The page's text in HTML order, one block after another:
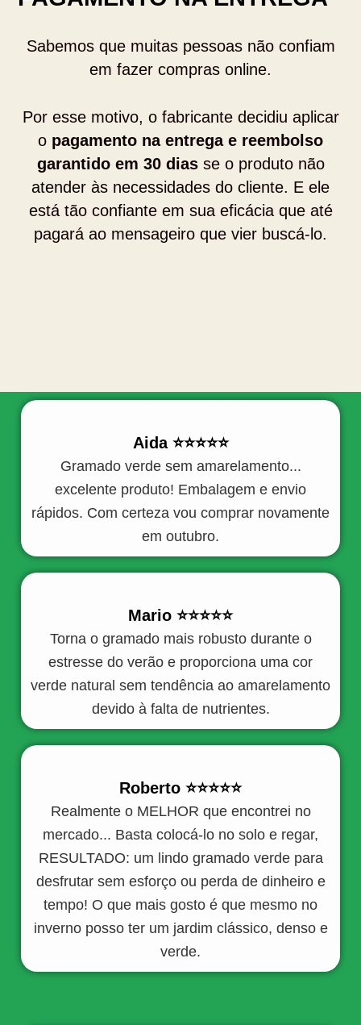
Sabemos que muitas pessoas não confiam
em fazer compras online.
Por esse motivo, o fabricante decidiu aplicar
o pagamento na entrega e reembolso
garantido em 30 diasse o produto não
atender às necessidades do cliente. E ele
está tão confiante em sua eficácia que até
pagará ao mensageiro que vier buscá-lo.
Aida ⭐️⭐️⭐️⭐️⭐️
Gramado verde sem amarelamento...
excelente produto! Embalagem e envio
rápidos. Com certeza vou comprar novamente
em outubro.
Mario ⭐️⭐️⭐️⭐️⭐️
Torna o gramado mais robusto durante o
estresse do verão e proporciona uma cor
verde natural sem tendência ao amarelamento
devido à falta de nutrientes.
Roberto ⭐️⭐️⭐️⭐️⭐️
Realmente o MELHOR que encontrei no
mercado... Basta colocá-lo no solo e regar,
RESULTADO: um lindo gramado verde para
desfrutar sem esforço ou perda de dinheiro e
tempo! O que mais gosto é que mesmo no
inverno posso ter um jardim clássico, denso e
verde.